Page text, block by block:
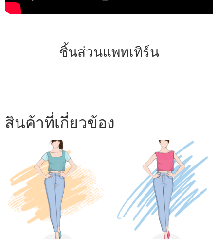
ชิ้นส่วนแพทเทิร์น
สินค้าที่เกี่ยวข้อง